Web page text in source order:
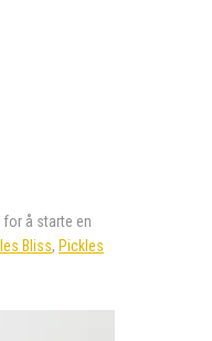
å starte en
Bliss, Pickles